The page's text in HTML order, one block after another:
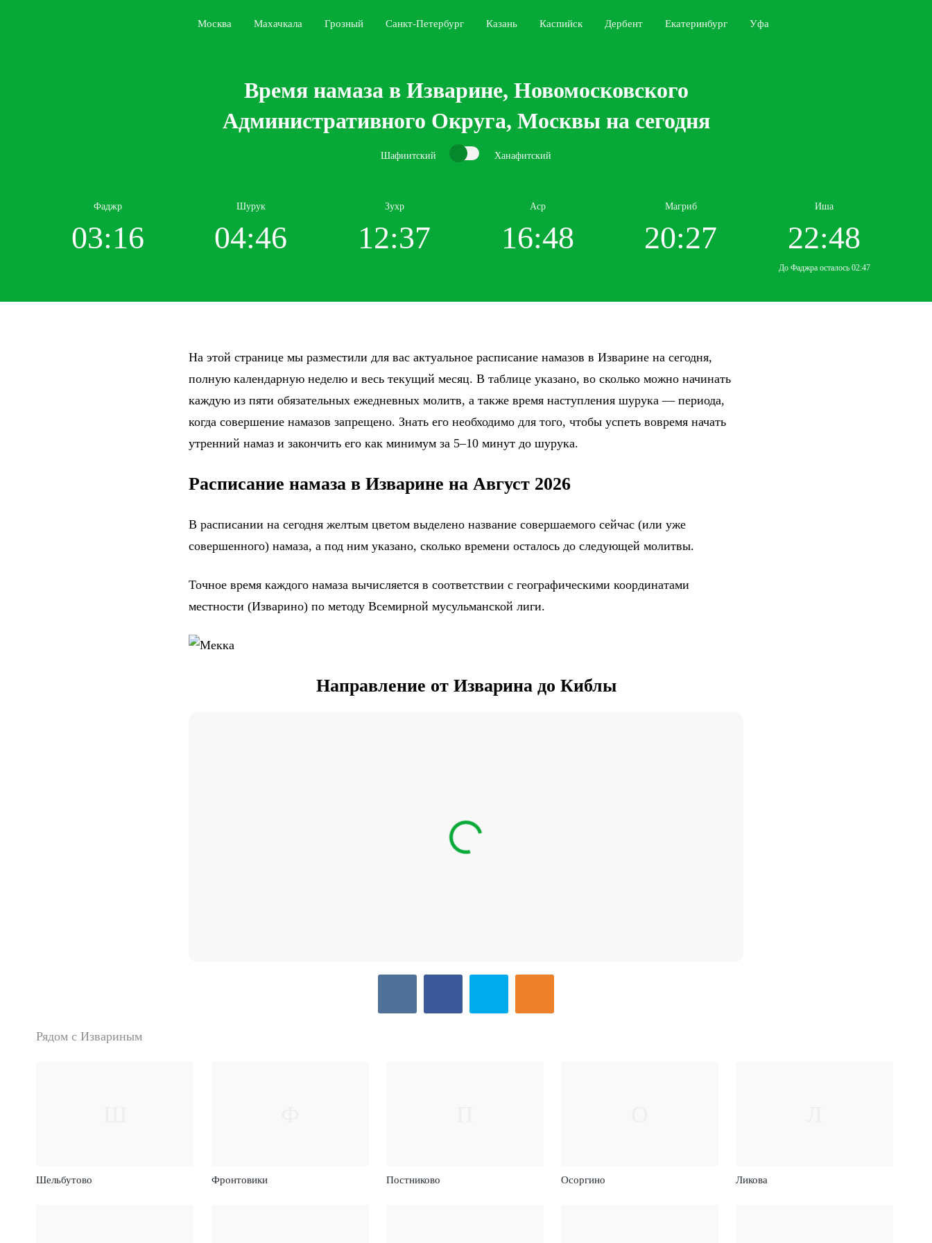
Москва Махачкала Грозный Санкт-Петербург Казань Каспийск Дербент Екатеринбург Уфа
Время намаза в Изварине, Новомосковского
Административного Округа, Москвы на сегодня
Шафиитский Ханафитский
Фаджр
03:16
Шурук
04:46
Зухр
12:37
Аср
16:48
Магриб
20:27
Иша
22:48
До Фаджра осталось 02:47
На этой странице мы разместили для вас актуальное расписание намазов в Изварине на сегодня,
полную календарную неделю и весь текущий месяц. В таблице указано, во сколько можно начинать
каждую из пяти обязательных ежедневных молитв, а также время наступления шурука — периода,
когда совершение намазов запрещено. Знать его необходимо для того, чтобы успеть вовремя начать
утренний намаз и закончить его как минимум за 5–10 минут до шурука.
Расписание намаза в Изварине на Август 2026
В расписании на сегодня желтым цветом выделено название совершаемого сейчас (или уже
совершенного) намаза, а под ним указано, сколько времени осталось до следующей молитвы.
Точное время каждого намаза вычисляется в соответствии с географическими координатами
местности (Изварино) по методу Всемирной мусульманской лиги.
Направление от Изварина до Киблы
Рядом с Извариным
Шельбутово Фронтовики Постниково Осоргино Ликова